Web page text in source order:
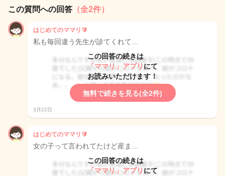
この質問への回答 （全2件）
はじめてのママリ🔰
私も毎回違う先生が診てくれて…
この回答の続きは
「ママリ」アプリ にて
お読みいただけます！
無料で続きを見る(全2件)
3月22日
はじめてのママリ🔰
女の子って言われてたけど産ま…
この回答の続きは
「ママリ」アプリ にて